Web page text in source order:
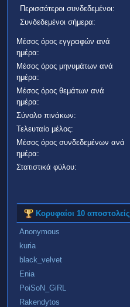
Περισσότεροι συνδεδεμένοι:
Συνδεδεμένοι σήμερα:
Μέσος όρος εγγραφών ανά
ημέρα:
Μέσος όρος μηνυμάτων ανά
ημέρα:
Μέσος όρος θεμάτων ανά
ημέρα:
Σύνολο πινάκων:
Τελευταίο μέλος:
Μέσος όρος συνδεδεμένων ανά
ημέρα:
Στατιστικά φύλου:
Κορυφαίοι 10 αποστολείς
Anonymous
kuria
black_velvet
Enia
PoiSoN_GiRL
Rakendytos